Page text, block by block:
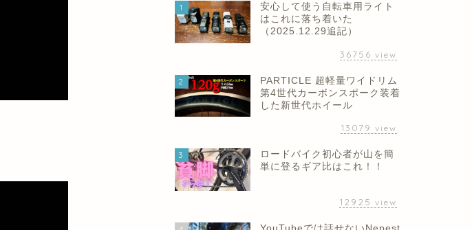
1
安心して使う自転車用ライト
はこれに落ち着いた
（2025.12.29追記）
36756 view
2
PARTICLE 超軽量ワイドリム
第4世代カーボンスポーク装着
した新世代ホイール
13079 view
3
ロードバイク初心者が山を簡
単に登るギア比はこれ！！
12925 view